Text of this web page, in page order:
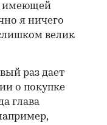
имеющей
я ничего
велик
раз дает
о покупке
глава